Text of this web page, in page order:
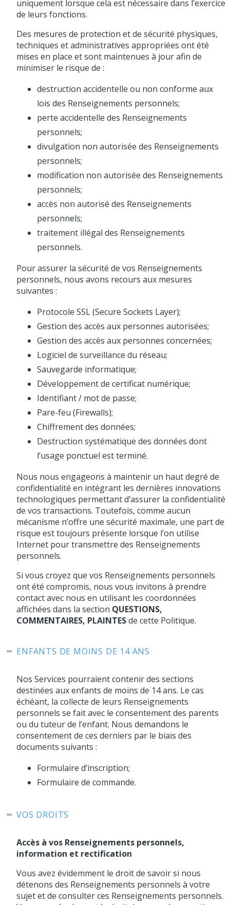
uniquement lorsque cela est nécessaire dans l’exercice
de leurs fonctions.
Des mesures de protection et de sécurité physiques,
techniques et administratives appropriées ont été
mises en place et sont maintenues à jour afin de
minimiser le risque de :
destruction accidentelle ou non conforme aux
lois des Renseignements personnels;
perte accidentelle des Renseignements
personnels;
divulgation non autorisée des Renseignements
personnels;
modification non autorisée des Renseignements
personnels;
accès non autorisé des Renseignements
personnels;
traitement illégal des Renseignements
personnels.
Pour assurer la sécurité de vos Renseignements
personnels, nous avons recours aux mesures
suivantes :
Protocole SSL (Secure Sockets Layer);
Gestion des accès aux personnes autorisées;
Gestion des accès aux personnes concernées;
Logiciel de surveillance du réseau;
Sauvegarde informatique;
Développement de certificat numérique;
Identifiant / mot de passe;
Pare-feu (Firewalls);
Chiffrement des données;
Destruction systématique des données dont
l’usage ponctuel est terminé.
Nous nous engageons à maintenir un haut degré de
confidentialité en intégrant les dernières innovations
technologiques permettant d’assurer la confidentialité
de vos transactions. Toutefois, comme aucun
mécanisme n’offre une sécurité maximale, une part de
risque est toujours présente lorsque l’on utilise
Internet pour transmettre des Renseignements
personnels.
Si vous croyez que vos Renseignements personnels
ont été compromis, nous vous invitons à prendre
contact avec nous en utilisant les coordonnées
affichées dans la section QUESTIONS,
COMMENTAIRES, PLAINTESde cette Politique.
ENFANTS DE MOINS DE 14 ANS
Nos Services pourraient contenir des sections
destinées aux enfants de moins de 14 ans. Le cas
échéant, la collecte de leurs Renseignements
personnels se fait avec le consentement des parents
ou du tuteur de l’enfant. Nous demandons le
consentement de ces derniers par le biais des
documents suivants :
Formulaire d’inscription;
Formulaire de commande.
VOS DROITS
Accès à vos Renseignements personnels,
information et rectification
Vous avez évidemment le droit de savoir si nous
détenons des Renseignements personnels à votre
sujet et de consulter ces Renseignements personnels.